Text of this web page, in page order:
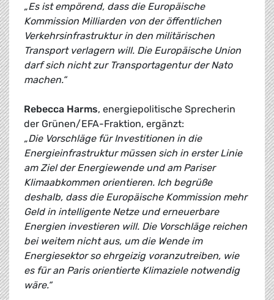
„Es ist empörend, dass die Europäische
Kommission Milliarden von der öffentlichen
Verkehrsinfrastruktur in den militärischen
Transport verlagern will. Die Europäische Union
darf sich nicht zur Transportagentur der Nato
machen.“
Rebecca Harms, energiepolitische Sprecherin
der Grünen/EFA-Fraktion, ergänzt:
„Die Vorschläge für Investitionen in die
Energieinfrastruktur müssen sich in erster Linie
am Ziel der Energiewende und am Pariser
Klimaabkommen orientieren. Ich begrüße
deshalb, dass die Europäische Kommission mehr
Geld in intelligente Netze und erneuerbare
Energien investieren will. Die Vorschläge reichen
bei weitem nicht aus, um die Wende im
Energiesektor so ehrgeizig voranzutreiben, wie
es für an Paris orientierte Klimaziele notwendig
wäre.“